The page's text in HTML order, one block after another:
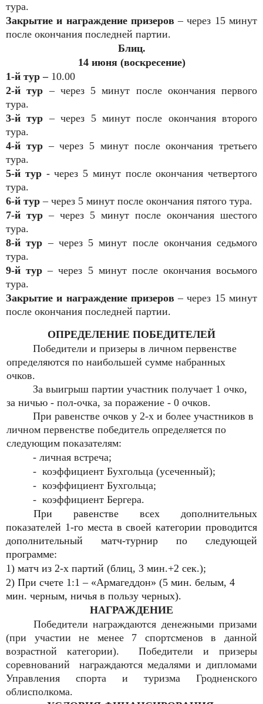
тура.
Закрытие и награждение призеров – через 15 минут
после окончания последней партии.
Блиц.
14 июня (воскресение)
1-й тур – 10.00
2-й тур – через 5 минут после окончания первого
тура.
3-й тур – через 5 минут после окончания второго
тура.
4-й тур– через 5 минут после окончания третьего
тура.
5-й тур- через 5 минут после окончания четвертого
тура.
6-й тур – через 5 минут после окончания пятого тура.
7-й тур – через 5 минут после окончания шестого
тура.
8-й тур – через 5 минут после окончания седьмого
тура.
9-й тур – через 5 минут после окончания восьмого
тура.
Закрытие и награждение призеров – через 15 минут
после окончания последней партии.
ОПРЕДЕЛЕНИЕ ПОБЕДИТЕЛЕЙ
Победители и призеры в личном первенстве
определяются по наибольшей сумме набранных
очков.
За выигрыш партии участник получает 1 очко,
за ничью - пол-очка, за поражение - 0 очков.
При равенстве очков у 2-х и более участников в
личном первенстве победитель определяется по
следующим показателям:
- личная встреча;
- коэффициент Бухгольца (усеченный);
- коэффициент Бухгольца;
- коэффициент Бергера.
При равенстве всех дополнительных
показателей 1-го места в своей категории проводится
дополнительный матч-турнир по следующей
программе:
1) матч из 2-х партий (блиц, 3 мин.+2 сек.);
2) При счете 1:1 – «Армагеддон» (5 мин. белым, 4
мин. черным, ничья в пользу черных).
НАГРАЖДЕНИЕ
Победители награждаются денежными призами
(при участии не менее 7 спортсменов в данной
возрастной категории). Победители и призеры
соревнований награждаются медалями и дипломами
Управления спорта и туризма Гродненского
облисполкома.